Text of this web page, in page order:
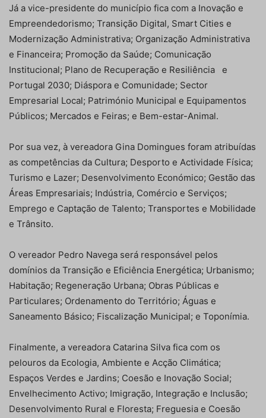
Já a vice-presidente do município fica com a Inovação e
Empreendedorismo; Transição Digital, Smart Cities e
Modernização Administrativa; Organização Administrativa
e Financeira; Promoção da Saúde; Comunicação
Institucional; Plano de Recuperação e Resiliência e
Portugal 2030; Diáspora e Comunidade; Sector
Empresarial Local; Património Municipal e Equipamentos
Públicos; Mercados e Feiras; e Bem-estar-Animal.
Por sua vez, à vereadora Gina Domingues foram atribuídas
as competências da Cultura; Desporto e Actividade Física;
Turismo e Lazer; Desenvolvimento Económico; Gestão das
Áreas Empresariais; Indústria, Comércio e Serviços;
Emprego e Captação de Talento; Transportes e Mobilidade
e Trânsito.
O vereador Pedro Navega será responsável pelos
domínios da Transição e Eficiência Energética; Urbanismo;
Habitação; Regeneração Urbana; Obras Públicas e
Particulares; Ordenamento do Território; Águas e
Saneamento Básico; Fiscalização Municipal; e Toponímia.
Finalmente, a vereadora Catarina Silva fica com os
pelouros da Ecologia, Ambiente e Acção Climática;
Espaços Verdes e Jardins; Coesão e Inovação Social;
Envelhecimento Activo; Imigração, Integração e Inclusão;
Desenvolvimento Rural e Floresta; Freguesia e Coesão